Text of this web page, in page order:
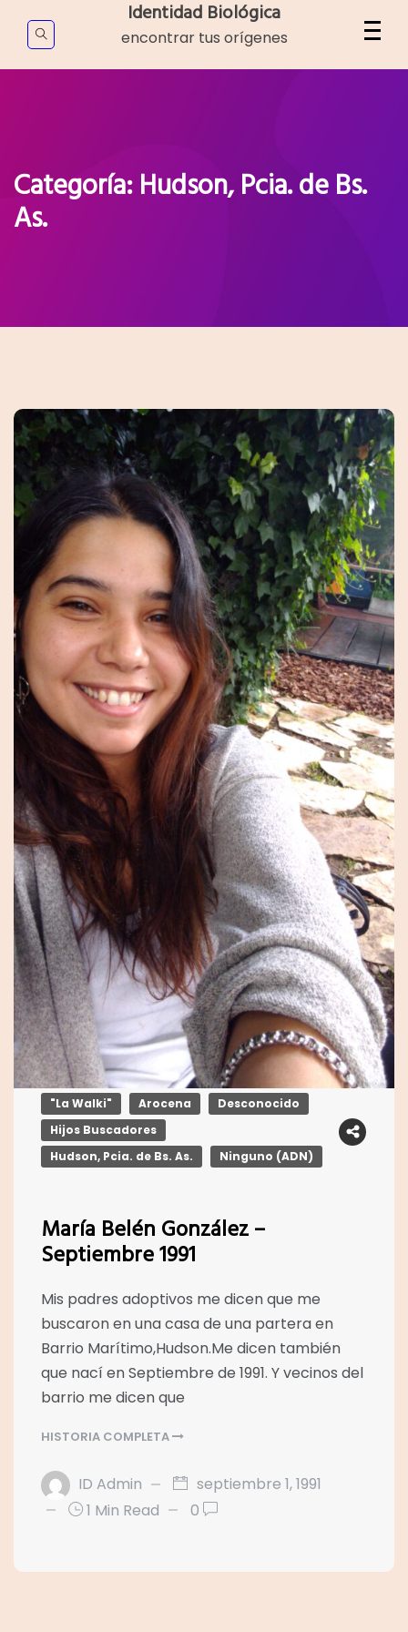
content
Identidad Biológica
encontrar tus orígenes
Categoría:Hudson, Pcia. de Bs.
As.
"La Walki" Arocena
Desconocido
Hijos Buscadores
Hudson, Pcia. de Bs. As.
Ninguno (ADN)
María Belén González –
Septiembre 1991
Mis padres adoptivos me dicen que me
buscaron en una casa de una partera en
Barrio Marítimo,Hudson.Me dicen también
que nací en Septiembre de 1991. Y vecinos del
barrio me dicen que
HISTORIA COMPLETA
ID Admin
septiembre 1, 1991
1 Min Read
0